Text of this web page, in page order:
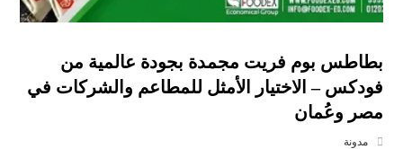
بطاطس بوم فريت مجمدة بجودة عالمية من
فودكس – الاختيار الأمثل للمطاعم والشركات في
مصر وعُمان
مدونة